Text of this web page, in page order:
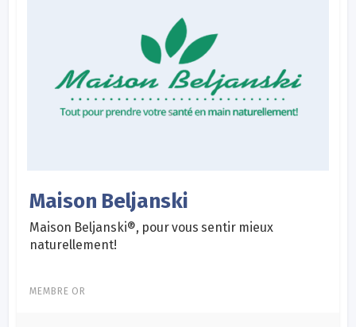
Maison Beljanski
Maison Beljanski®, pour vous sentir mieux
naturellement!
MEMBRE OR